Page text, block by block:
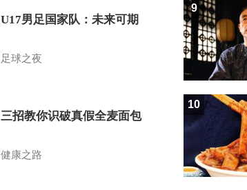
U17男足国家队：未来可期
足球之夜
三招教你识破真假全麦面包
健康之路
9
10